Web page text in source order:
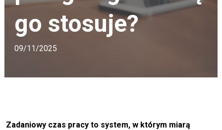
go stosuje?
09/11/2025
Zadaniowy czas pracy to system, w którym miarą